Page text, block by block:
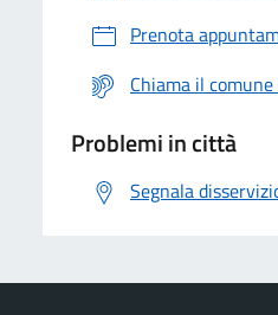
Prenota
Chiama il
Problemi in città
Segnala